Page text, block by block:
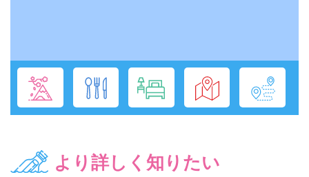
より詳しく知りたい